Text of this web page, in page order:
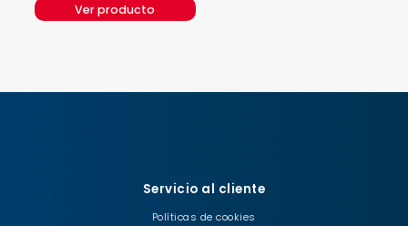
Ver producto
Servicio al cliente
Políticas de cookies